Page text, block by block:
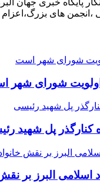
،انجمن های
شورای شهر
کنارگذر پل شهید
اسلامی البرز بر